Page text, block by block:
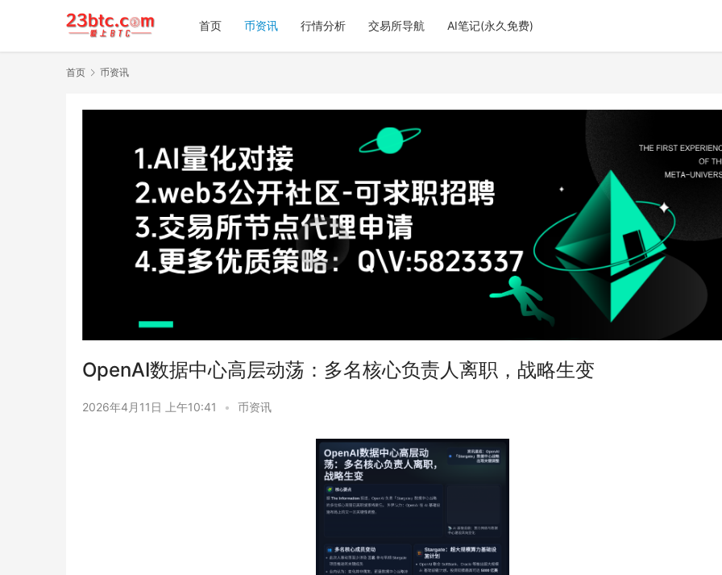
首页 币资讯 行情分析 交易所导航 AI笔记(永久免费)
首页 币资讯
OpenAI数据中心高层动荡：多名核心负责人离职，战略生变
2026年4月11日 上午10:41 • 币资讯